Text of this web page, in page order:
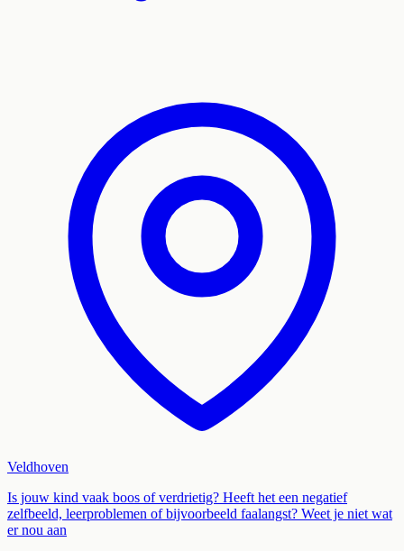
Veldhoven
Is jouw kind vaak boos of verdrietig? Heeft het een negatief
zelfbeeld, leerproblemen of bijvoorbeeld faalangst? Weet je niet wat
er nou aan